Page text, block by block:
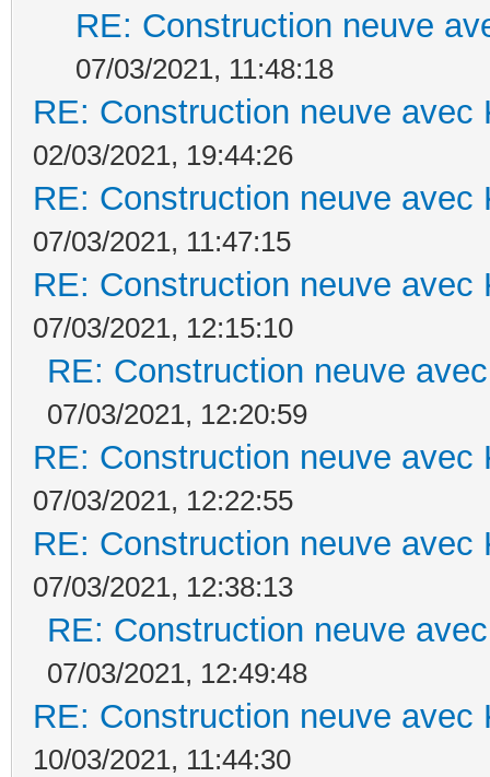
RE: Construction neuve
07/03/2021, 11:48:18
RE: Construction neuve avec
02/03/2021, 19:44:26
RE: Construction neuve avec
07/03/2021, 11:47:15
RE: Construction neuve avec
07/03/2021, 12:15:10
RE: Construction neuve
07/03/2021, 12:20:59
RE: Construction neuve avec
07/03/2021, 12:22:55
RE: Construction neuve avec
07/03/2021, 12:38:13
RE: Construction neuve
07/03/2021, 12:49:48
RE: Construction neuve avec
10/03/2021, 11:44:30